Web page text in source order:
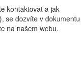
kontaktovat a jak
se dozvíte v dokumentu
na našem webu.